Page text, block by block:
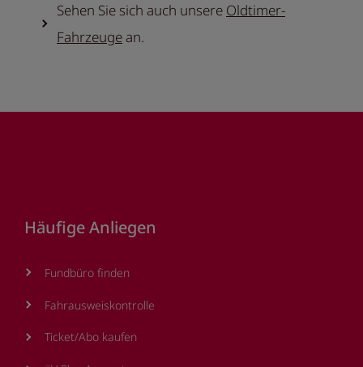
Sehen Sie sich auch unsere Oldtimer-
Fahrzeuge an.
Häufige Anliegen
Fundbüro finden
Fahrausweiskontrolle
Ticket/Abo kaufen